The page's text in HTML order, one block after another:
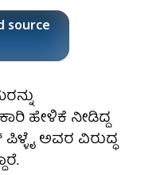
source
ಹೇಳಿಕೆ ನೀಡಿದ್ದ
ಅವರ ವಿರುದ್ಧ